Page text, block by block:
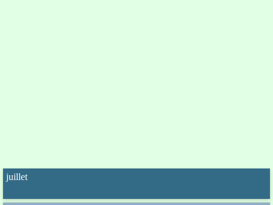
juillet